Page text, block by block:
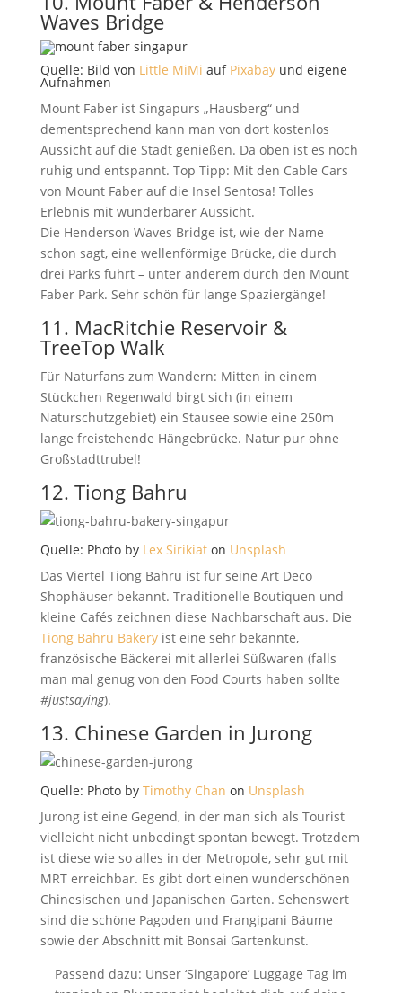
Waves Bridge
Quelle: Bild von Little MiMi auf Pixabay und eigene
Aufnahmen
Mount Faber ist Singapurs „Hausberg“ und
dementsprechend kann man von dort kostenlos
Aussicht auf die Stadt genießen. Da oben ist es noch
ruhig und entspannt. Top Tipp: Mit den Cable Cars
von Mount Faber auf die Insel Sentosa! Tolles
Erlebnis mit wunderbarer Aussicht.
Die Henderson Waves Bridge ist, wie der Name
schon sagt, eine wellenförmige Brücke, die durch
drei Parks führt – unter anderem durch den Mount
Faber Park. Sehr schön für lange Spaziergänge!
11. MacRitchie Reservoir &
TreeTop Walk
Für Naturfans zum Wandern: Mitten in einem
Stückchen Regenwald birgt sich (in einem
Naturschutzgebiet) ein Stausee sowie eine 250m
lange freistehende Hängebrücke. Natur pur ohne
Großstadttrubel!
12. Tiong Bahru
Quelle: Photo by Lex Sirikiaton Unsplash
Das Viertel Tiong Bahru ist für seine Art Deco
Shophäuser bekannt. Traditionelle Boutiquen und
kleine Cafés zeichnen diese Nachbarschaft aus. Die
Tiong Bahru Bakeryist eine sehr bekannte,
französische Bäckerei mit allerlei Süßwaren (falls
man mal genug von den Food Courts haben sollte
#justsaying).
13. Chinese Garden in Jurong
Quelle: Photo by Timothy Chan on Unsplash
Jurong ist eine Gegend, in der man sich als Tourist
vielleicht nicht unbedingt spontan bewegt. Trotzdem
ist diese wie so alles in der Metropole, sehr gut mit
MRT erreichbar. Es gibt dort einen wunderschönen
Chinesischen und Japanischen Garten. Sehenswert
sind die schöne Pagoden und Frangipani Bäume
sowie der Abschnitt mit Bonsai Gartenkunst.
Passend dazu: Unser ‘Singapore’ Luggage Tag im